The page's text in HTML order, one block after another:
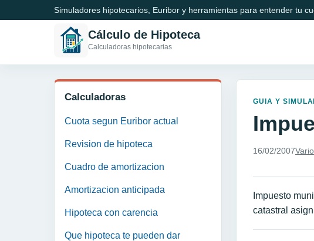
Simuladores hipotecarios, Euribor y herramientas para entender tu
Cálculo de Hipoteca
Calculadoras hipotecarias
Calculadoras
Cuota segun Euribor actual
Revision de hipoteca
Cuadro de amortizacion
Amortizacion anticipada
Hipoteca con carencia
Que hipoteca te pueden dar
GUIA Y
16/02/2007
Impuesto
catastral